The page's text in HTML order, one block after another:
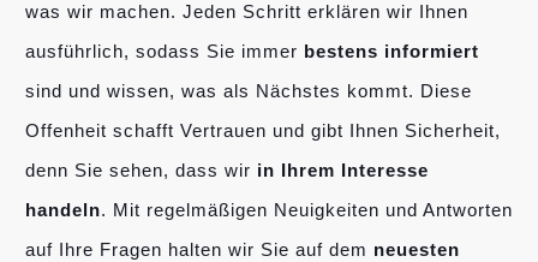
was wir machen. Jeden Schritt erklären wir Ihnen
ausführlich, sodass Sie immer bestens informiert
sind und wissen, was als Nächstes kommt. Diese
Offenheit schafft Vertrauen und gibt Ihnen Sicherheit,
denn Sie sehen, dass wir in Ihrem Interesse
handeln. Mit regelmäßigen Neuigkeiten und Antworten
auf Ihre Fragen halten wir Sie auf dem neuesten